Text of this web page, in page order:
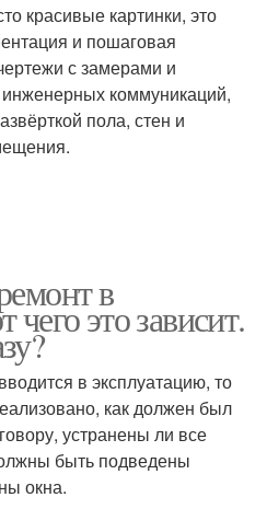
красивые картинки, это
и пошаговая
с замерами и
коммуникаций,
пола, стен и
в
чего это зависит.
в эксплуатацию, то
как должен был
устранены ли все
быть подведены
окна.